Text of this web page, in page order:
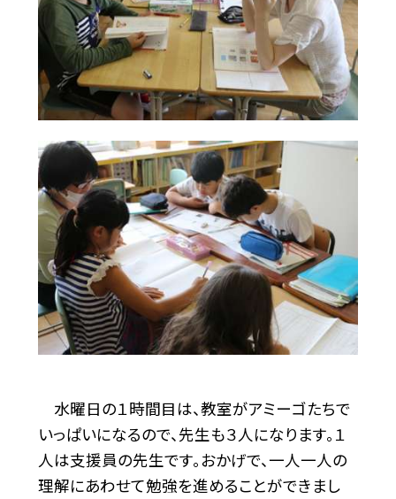
水曜日の１時間目は、教室がアミーゴたちで
いっぱいになるので、先生も３人になります。１
人は支援員の先生です。おかげで、一人一人の
理解にあわせて勉強を進めることができまし